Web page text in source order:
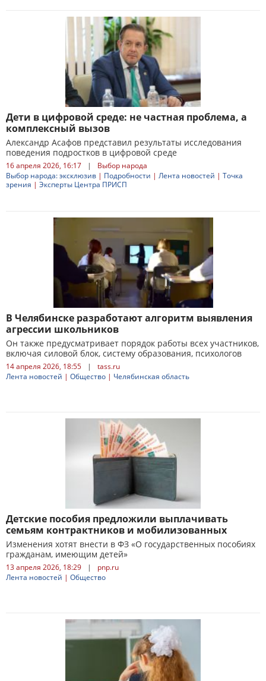
Дети в цифровой среде: не частная проблема, а
комплексный вызов
Александр Асафов представил результаты исследования
поведения подростков в цифровой среде
16 апреля 2026, 16:17 |
Выбор народа
Выбор народа: эксклюзив | Подробности | Лента новостей | Точка
зрения | Эксперты Центра ПРИСП
В Челябинске разработают алгоритм выявления
агрессии школьников
Он также предусматривает порядок работы всех участников,
включая силовой блок, систему образования, психологов
14 апреля 2026, 18:55 |
tass.ru
Лента новостей | Общество | Челябинская область
Детские пособия предложили выплачивать
семьям контрактников и мобилизованных
Изменения хотят внести в ФЗ «О государственных пособиях
гражданам, имеющим детей»
13 апреля 2026, 18:29 |
pnp.ru
Лента новостей | Общество